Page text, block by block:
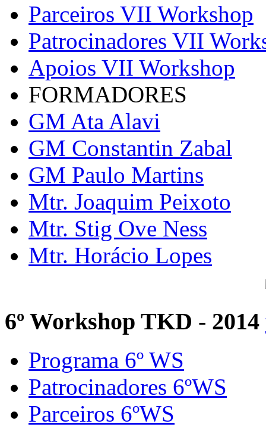
Parceiros VII Workshop
Patrocinadores VII
Apoios VII Workshop
FORMADORES
GM Ata Alavi
GM Constantin Zabal
GM Paulo Martins
Mtr. Joaquim Peixoto
Mtr. Stig Ove Ness
Mtr. Horácio Lopes
6º Workshop TKD - 2014
Programa 6º WS
Patrocinadores 6ºWS
Parceiros 6ºWS